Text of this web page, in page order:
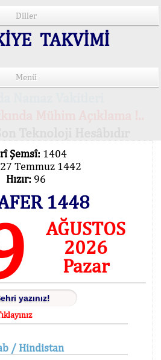
Diller
TAKVİMİ
Menü
Şemsî: 1404
27 Temmuz 1442
Hızır: 96
1448
AĞUSTOS
2026
Pazar
/ Hindistan